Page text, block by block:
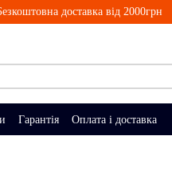
доставка від 2000грн
Гарантія Оплата і доставка